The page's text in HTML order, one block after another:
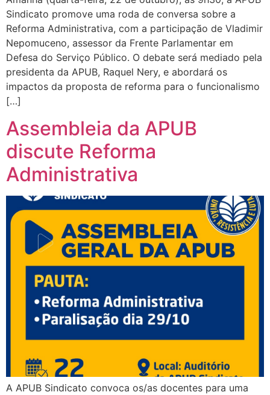
Sindicato promove uma roda de conversa sobre a
Reforma Administrativa, com a participação de Vladimir
Nepomuceno, assessor da Frente Parlamentar em
Defesa do Serviço Público. O debate será mediado pela
presidenta da APUB, Raquel Nery, e abordará os
impactos da proposta de reforma para o funcionalismo
[…]
Assembleia da APUB
discute Reforma
Administrativa
A APUB Sindicato convoca os/as docentes para uma